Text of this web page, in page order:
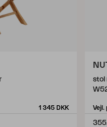
1 345 DKK
stol
Vejl.